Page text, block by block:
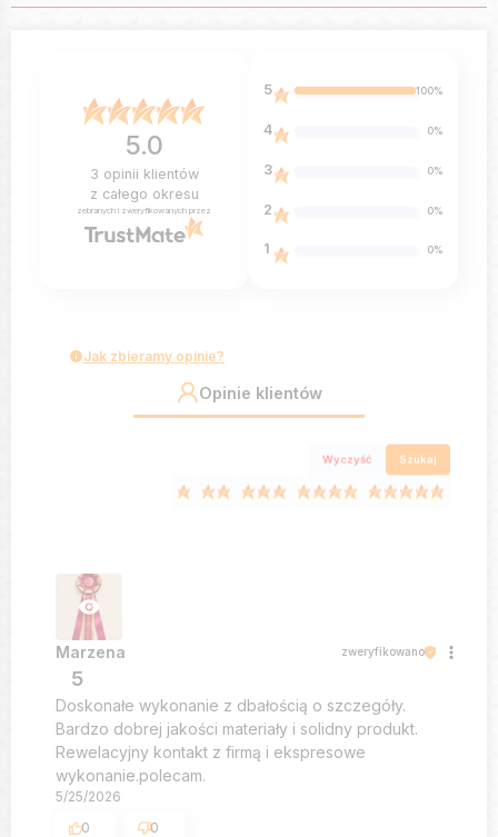
5.0
3 opinii klientów
z całego okresu
zebranych i zweryfikowanych przez
5 100%
4 0%
3 0%
2 0%
1 0%
Jak zbieramy opinie?
Opinie klientów
Wyczyść Szukaj
Marzena zweryfikowano
5
Doskonałe wykonanie z dbałością o szczegóły.
Bardzo dobrej jakości materiały i solidny produkt.
Rewelacyjny kontakt z firmą i ekspresowe
wykonanie.polecam.
5/25/2026
0
0